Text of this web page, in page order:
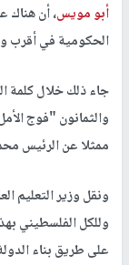
أبو مويس، أن هناك
الحكومية في
جاء ذلك خلال كلمة
والثمانون "فوج
ممثلا عن الرئيس
ونقل وزير التعليم
وللكل الفلسطيني
على طريق بناء